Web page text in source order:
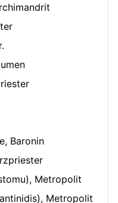
Baronin
Metropolit
Metropolit